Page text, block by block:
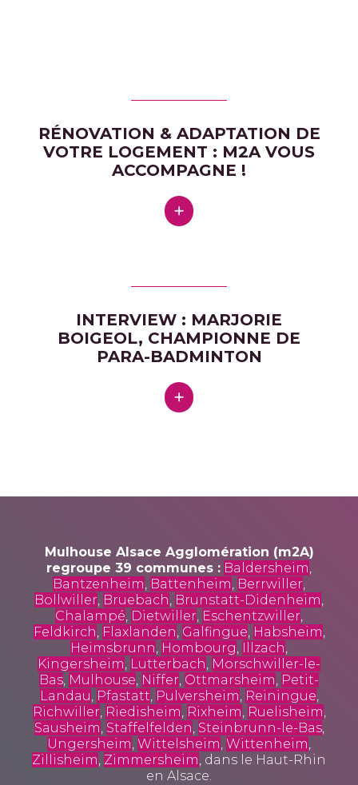
RÉNOVATION & ADAPTATION DE
VOTRE LOGEMENT : M2A VOUS
ACCOMPAGNE !
INTERVIEW : MARJORIE
BOIGEOL, CHAMPIONNE DE
PARA-BADMINTON
Mulhouse Alsace Agglomération (m2A)
regroupe 39 communes : Baldersheim,
Bantzenheim, Battenheim, Berrwiller,
Bollwiller, Bruebach, Brunstatt-Didenheim,
Chalampé, Dietwiller, Eschentzwiller,
Feldkirch, Flaxlanden, Galfingue, Habsheim,
Heimsbrunn, Hombourg, Illzach,
Kingersheim, Lutterbach, Morschwiller-le-
Bas, Mulhouse, Niffer, Ottmarsheim, Petit-
Landau, Pfastatt, Pulversheim, Reiningue,
Richwiller, Riedisheim, Rixheim, Ruelisheim,
Sausheim, Staffelfelden, Steinbrunn-le-Bas,
Ungersheim, Wittelsheim, Wittenheim,
Zillisheim, Zimmersheim, dans le Haut-Rhin
en Alsace.